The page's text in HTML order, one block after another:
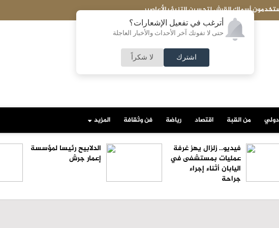
أترغب في تفعيل الإشعارات؟
حتى لا تفوتك آخر الأحداث والأخبار العاجلة
اشترك لا شكراً
عاجل- فانس: خطتنا تشمل التزام إيران بعدم إطلاق النار على السفن
من القبة اقتصاد رياضة فن وثقافة المزيد
فيديو.. زلزال يهز غرفة
عمليات بمستشفى في
اليابان أثناء إجراء
جراحة
الدلابيح رئيسا لمؤسسة
إعمار جرش